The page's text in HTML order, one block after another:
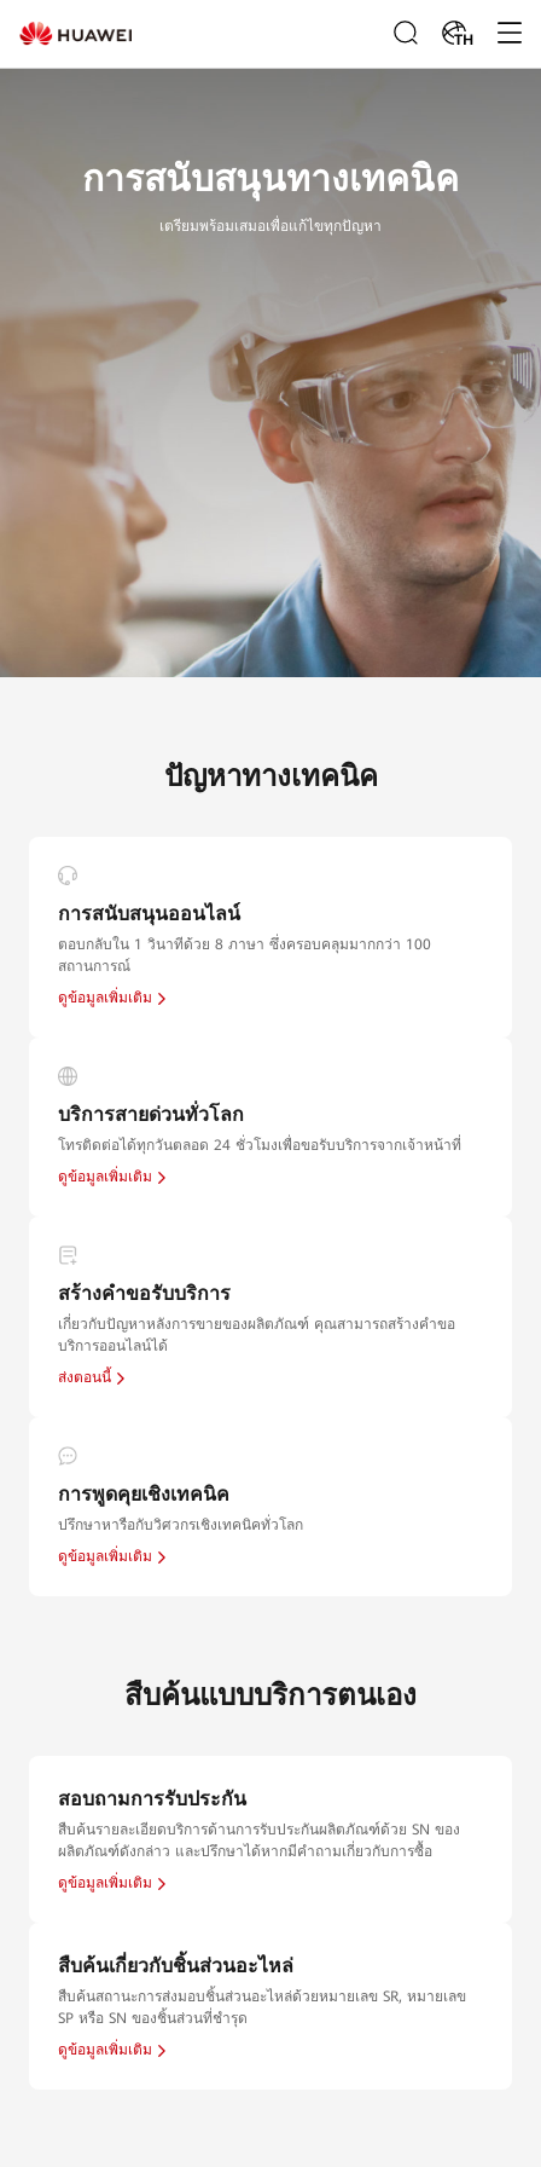
TH
การสนับสนุนทางเทคนิค
เตรียมพร้อมเสมอเพื่อแก้ไขทุกปัญหา
ปัญหาทางเทคนิค
การสนับสนุนออนไลน์
ตอบกลับใน 1 วินาทีด้วย 8 ภาษา ซึ่งครอบคลุมมากกว่า 100
สถานการณ์
ดูข้อมูลเพิ่มเติม
บริการสายด่วนทั่วโลก
โทรติดต่อได้ทุกวันตลอด 24 ชั่วโมงเพื่อขอรับบริการจากเจ้าหน้าที่
ดูข้อมูลเพิ่มเติม
สร้างคําขอรับบริการ
เกี่ยวกับปัญหาหลังการขายของผลิตภัณฑ์ คุณสามารถสร้างคำขอ
บริการออนไลน์ได้
ส่งตอนนี้
การพูดคุยเชิงเทคนิค
ปรึกษาหารือกับวิศวกรเชิงเทคนิคทั่วโลก
ดูข้อมูลเพิ่มเติม
สืบค้นแบบบริการตนเอง
สอบถามการรับประกัน
สืบค้นรายละเอียดบริการด้านการรับประกันผลิตภัณฑ์ด้วย SN ของ
ผลิตภัณฑ์ดังกล่าว และปรึกษาได้หากมีคำถามเกี่ยวกับการซื้อ
ดูข้อมูลเพิ่มเติม
สืบค้นเกี่ยวกับชิ้นส่วนอะไหล่
สืบค้นสถานะการส่งมอบชิ้นส่วนอะไหล่ด้วยหมายเลข SR, หมายเลข
SP หรือ SN ของชิ้นส่วนที่ชำรุด
ดูข้อมูลเพิ่มเติม